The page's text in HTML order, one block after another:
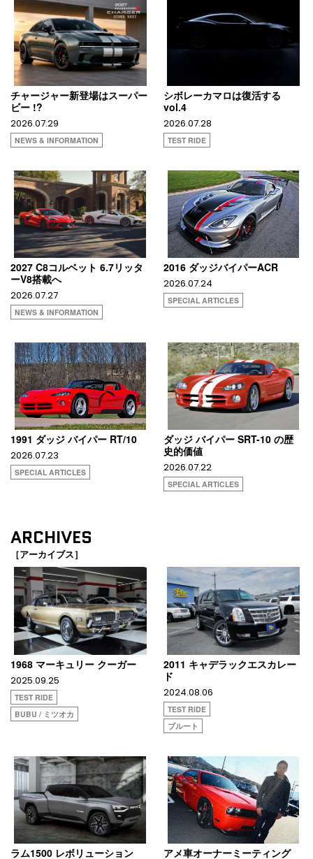
チャージャー新登場はスーパー
ビー !?
2026.07.29
NEWS & INFORMATION
シボレーカマロは復活する
vol.4
2026.07.28
TEST RIDE
2027 C8コルベット 6.7リッタ
ーV8搭載へ
2026.07.27
NEWS & INFORMATION
2016 ダッジバイパーACR
2026.07.24
SPECIAL ARTICLES
1991 ダッジ バイパー RT/10
2026.07.23
SPECIAL ARTICLES
ダッジ バイパー SRT-10 の歴
史的価値
2026.07.22
SPECIAL ARTICLES
ARCHIVES
［アーカイブス］
1968 マーキュリー クーガー
2025.09.25
TEST RIDE
BUBU / ミツオカ
2011 キャデラックエスカレー
ド
2024.08.06
TEST RIDE
ブルート
ラム1500 レボリューション
アメ車オーナーミーティング